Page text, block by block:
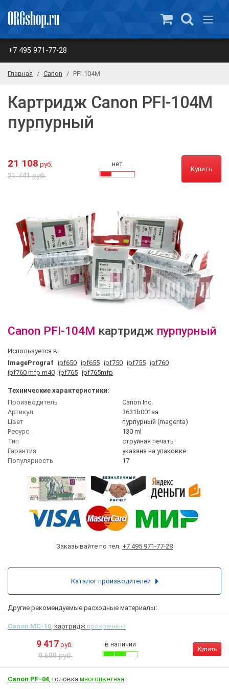
+7 495 971-77-28
Главная Canon PFI-104M
Картридж Canon PFI-104M
пурпурный
21 108 руб.
21 741 руб.
нет
Купить
Canon PFI-104M картридж пурпурный
Используется в:
ImagePrograf ipf650 ipf655 ipf750 ipf755 ipf760
ipf760 mfp m40 ipf765 ipf765mfp
Технические характеристики:
Производитель
Canon Inc.
Артикул
3631b001aa
Цвет
пурпурный (magenta)
Ресурс
130 ml
Тип
струйная печать
Гарантия
указана на упаковке
Популярность
17
Заказывайте по тел. +7 495 971-77-28
Другие рекомендуемые расходные материалы:
Canon MC-10 , картридж прозрачный
9 417 руб.
9 699 руб.
в наличии
Купить
Canon PF-04 , головка многоцветная